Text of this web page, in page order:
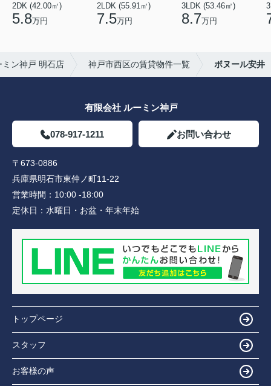
2DK (42.00㎡)
5.8万円
2LDK (55.91㎡)
7.5万円
3LDK (53.46㎡)
8.7万円
ン神戸 明石店 神戸市西区の賃貸物件一覧 ボヌール安井
有限会社 ルーミン神戸
078-917-1211 お問い合わせ
〒673-0886
兵庫県明石市東仲ノ町11-22
営業時間： 10:00 -18:00
定休日： 水曜日・お盆・年末年始
トップページ
スタッフ
お客様の声